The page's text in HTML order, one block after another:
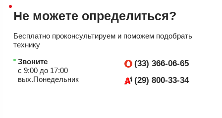
Не можете определиться?
Бесплатно проконсультируем и поможем подобрать
технику
Звоните
с 9:00 до 17:00
вых.Понедельник
(33) 366-06-65
(29) 800-33-34